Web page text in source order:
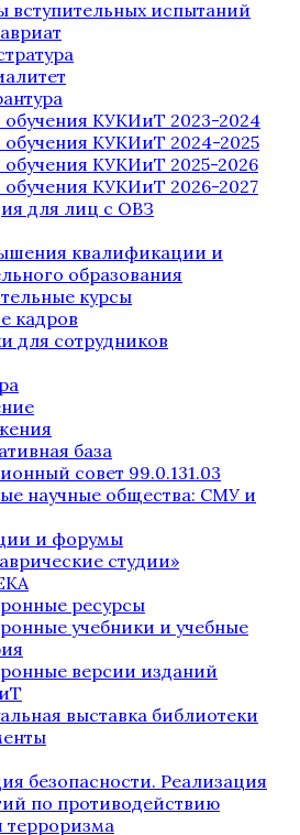
вступительных испытаний
обучения КУКИиТ 2023-2024
обучения КУКИиТ 2024-2025
обучения КУКИиТ 2025-2026
обучения КУКИиТ 2026-2027
для лиц с ОВЗ
квалификации и
образования
курсы
кадров
для сотрудников
база
совет 99.0.131.03
научные общества: СМУ и
и форумы
студии»
ресурсы
учебники и учебные
версии изданий
выставка библиотеки
безопасности. Реализация
по противодействию
терроризма